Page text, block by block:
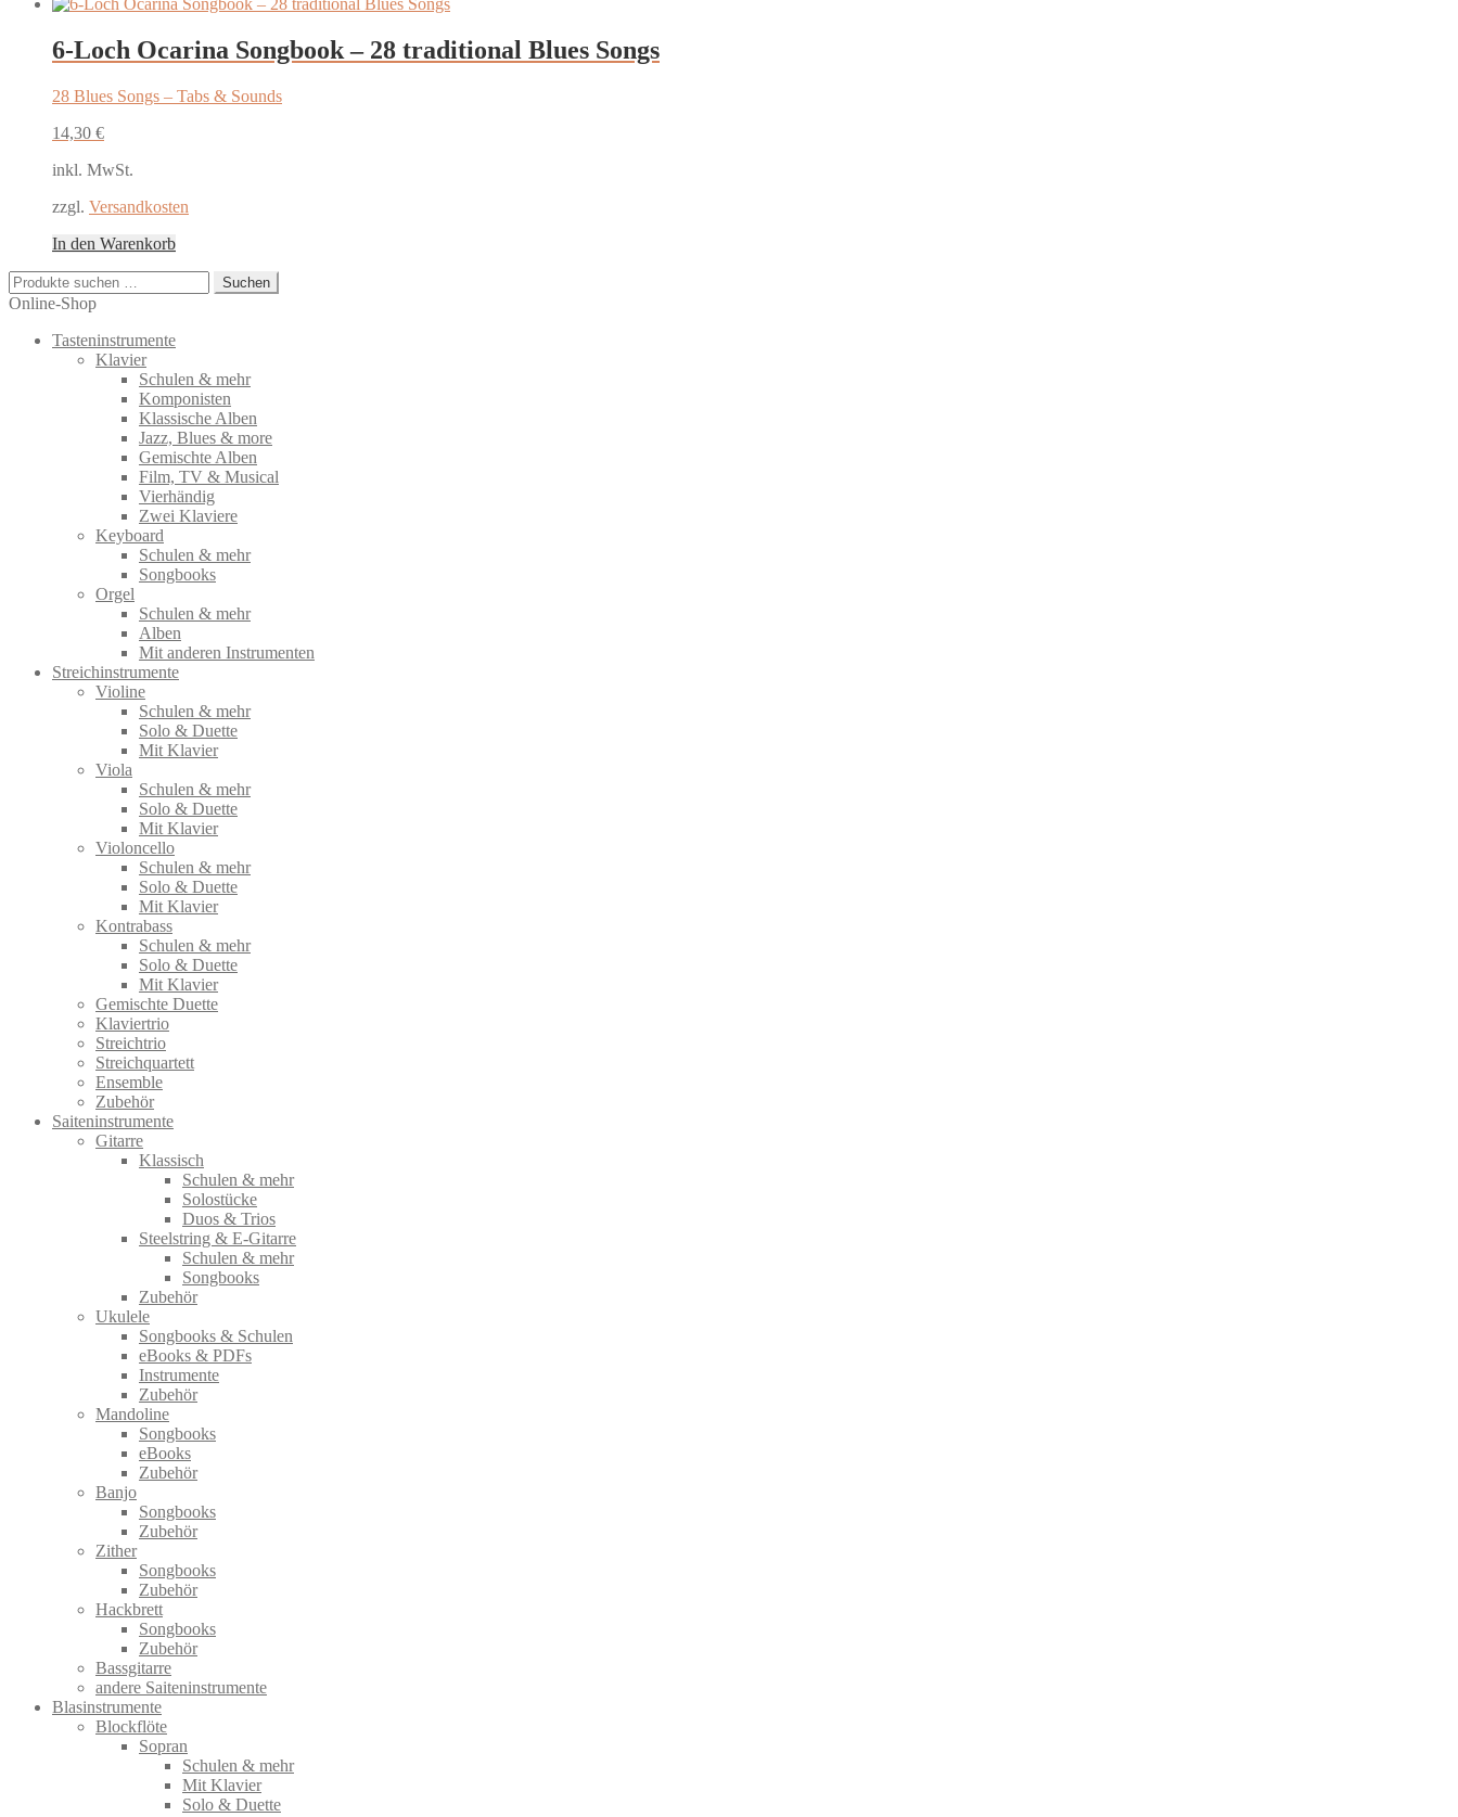
6-Loch Ocarina Songbook – 28 traditional Blues Songs
28 Blues Songs – Tabs & Sounds
14,30 €
inkl. MwSt.
zzgl. Versandkosten
In den Warenkorb
Suchen
nach:
Suchen
Online-Shop
Tasteninstrumente
Klavier
Schulen & mehr
Komponisten
Klassische Alben
Jazz, Blues & more
Gemischte Alben
Film, TV & Musical
Vierhändig
Zwei Klaviere
Keyboard
Schulen & mehr
Songbooks
Orgel
Schulen & mehr
Alben
Mit anderen Instrumenten
Streichinstrumente
Violine
Schulen & mehr
Solo & Duette
Mit Klavier
Viola
Schulen & mehr
Solo & Duette
Mit Klavier
Violoncello
Schulen & mehr
Solo & Duette
Mit Klavier
Kontrabass
Schulen & mehr
Solo & Duette
Mit Klavier
Gemischte Duette
Klaviertrio
Streichtrio
Streichquartett
Ensemble
Zubehör
Saiteninstrumente
Gitarre
Klassisch
Schulen & mehr
Solostücke
Duos & Trios
Steelstring & E-Gitarre
Schulen & mehr
Songbooks
Zubehör
Ukulele
Songbooks & Schulen
eBooks & PDFs
Instrumente
Zubehör
Mandoline
Songbooks
eBooks
Zubehör
Banjo
Songbooks
Zubehör
Zither
Songbooks
Zubehör
Hackbrett
Songbooks
Zubehör
Bassgitarre
andere Saiteninstrumente
Blasinstrumente
Blockflöte
Sopran
Schulen & mehr
Mit Klavier
Solo & Duette